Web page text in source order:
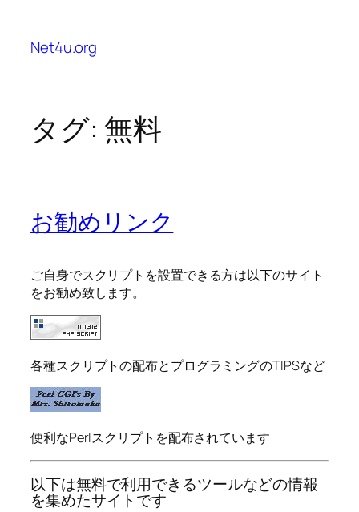
Net4u.org
タグ: 無料
お勧めリンク
ご自身でスクリプトを設置できる方は以下のサイト
をお勧め致します。
各種スクリプトの配布とプログラミングのTIPSなど
便利なPerlスクリプトを配布されています
以下は無料で利用できるツールなどの情報
を集めたサイトです